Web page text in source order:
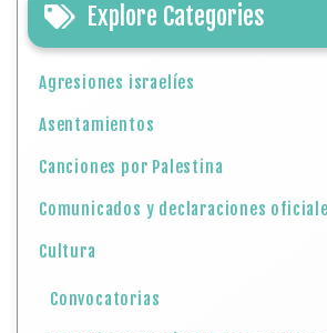
Explore Categories
Agresiones israelíes
Asentamientos
Canciones por Palestina
Comunicados y declaraciones
Cultura
Convocatorias